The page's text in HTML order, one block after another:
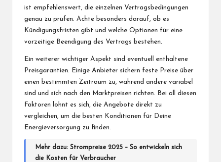
ist empfehlenswert, die einzelnen Vertragsbedingungen
genau zu prüfen. Achte besonders darauf, ob es
Kündigungsfristen gibt und welche Optionen für eine
vorzeitige Beendigung des Vertrags bestehen.
Ein weiterer wichtiger Aspekt sind eventuell enthaltene
Preisgarantien. Einige Anbieter sichern feste Preise über
einen bestimmten Zeitraum zu, während andere variabel
sind und sich nach den Marktpreisen richten. Bei all diesen
Faktoren lohnt es sich, die Angebote direkt zu
vergleichen, um die besten Konditionen für Deine
Energieversorgung zu finden.
Mehr dazu:Strompreise 2025 – So entwickeln sich
die Kosten für Verbraucher